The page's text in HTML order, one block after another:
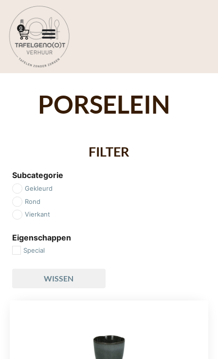
0
PORSELEIN
FILTER
Subcategorie
Gekleurd
Rond
Vierkant
Eigenschappen
Special
WISSEN